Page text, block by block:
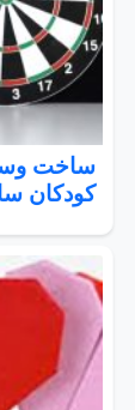
ساخت
کودکان